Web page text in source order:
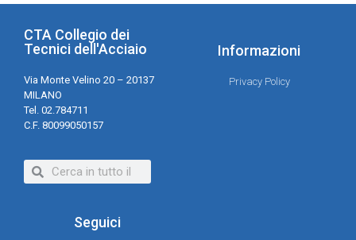
CTA Collegio dei
Tecnici dell'Acciaio
Via Monte Velino 20 – 20137
MILANO
Tel. 02.784711
C.F. 80099050157
Informazioni
Privacy Policy
Seguici